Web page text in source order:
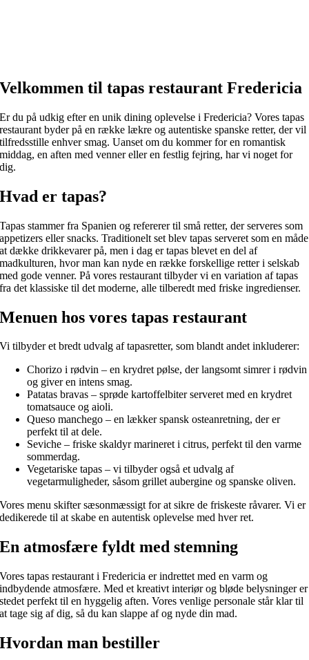
Velkommen til tapas restaurant Fredericia
Er du på udkig efter en unik dining oplevelse i Fredericia? Vores tapas
restaurant byder på en række lækre og autentiske spanske retter, der vil
tilfredsstille enhver smag. Uanset om du kommer for en romantisk
middag, en aften med venner eller en festlig fejring, har vi noget for
dig.
Hvad er tapas?
Tapas stammer fra Spanien og refererer til små retter, der serveres som
appetizers eller snacks. Traditionelt set blev tapas serveret som en måde
at dække drikkevarer på, men i dag er tapas blevet en del af
madkulturen, hvor man kan nyde en række forskellige retter i selskab
med gode venner. På vores restaurant tilbyder vi en variation af tapas
fra det klassiske til det moderne, alle tilberedt med friske ingredienser.
Menuen hos vores tapas restaurant
Vi tilbyder et bredt udvalg af tapasretter, som blandt andet inkluderer:
Chorizo i rødvin – en krydret pølse, der langsomt simrer i rødvin
og giver en intens smag.
Patatas bravas – sprøde kartoffelbiter serveret med en krydret
tomatsauce og aioli.
Queso manchego – en lækker spansk osteanretning, der er
perfekt til at dele.
Seviche – friske skaldyr marineret i citrus, perfekt til den varme
sommerdag.
Vegetariske tapas – vi tilbyder også et udvalg af
vegetarmuligheder, såsom grillet aubergine og spanske oliven.
Vores menu skifter sæsonmæssigt for at sikre de friskeste råvarer. Vi er
dedikerede til at skabe en autentisk oplevelse med hver ret.
En atmosfære fyldt med stemning
Vores tapas restaurant i Fredericia er indrettet med en varm og
indbydende atmosfære. Med et kreativt interiør og bløde belysninger er
stedet perfekt til en hyggelig aften. Vores venlige personale står klar til
at tage sig af dig, så du kan slappe af og nyde din mad.
Hvordan man bestiller